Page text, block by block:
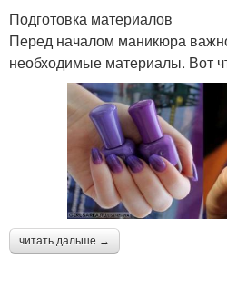
Подготовка материалов
Перед началом маникюра
необходимые материалы. Вот
читать дальше →